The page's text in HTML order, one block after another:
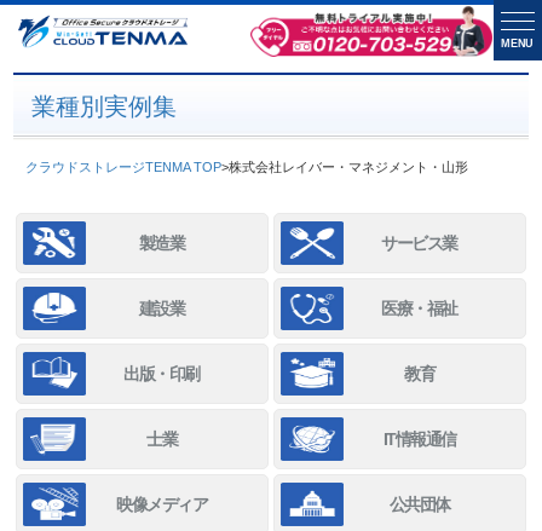
業種別実例集
クラウドストレージTENMA TOP>株式会社レイバー・マネジメント・山形
製造業 サービス業
建設業 医療・福祉
出版・印刷 教育
士業 IT情報通信
映像メディア 公共団体
MENU